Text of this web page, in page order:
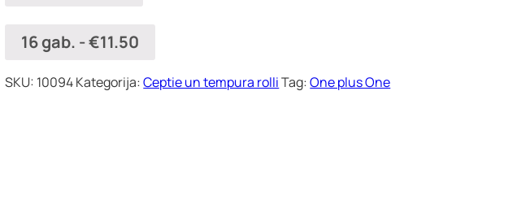
16 gab. -€11.50
SKU: 10094Kategorija:Ceptie un tempura rolliTag:One plus One